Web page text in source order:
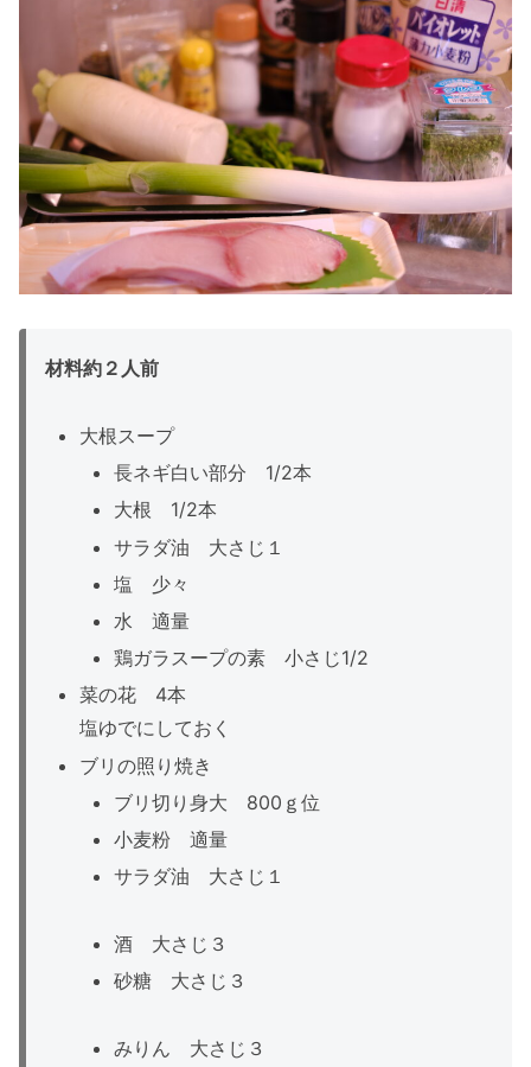
材料約２人前
大根スープ
長ネギ白い部分 1/2本
大根 1/2本
サラダ油 大さじ１
塩 少々
水 適量
鶏ガラスープの素 小さじ1/2
菜の花 4本
塩ゆでにしておく
ブリの照り焼き
ブリ切り身大 800ｇ位
小麦粉 適量
サラダ油 大さじ１
酒 大さじ３
砂糖 大さじ３
みりん 大さじ３